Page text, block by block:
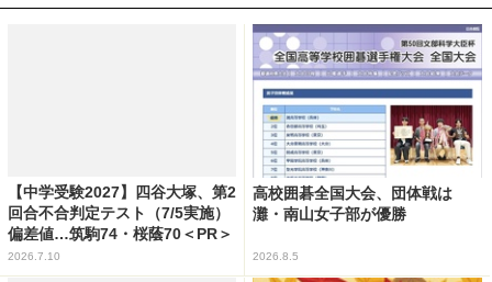
【中学受験2027】四谷大塚、第2
回合不合判定テスト（7/5実施）
偏差値…筑駒74・桜蔭70＜PR＞
2026.7.10
高校囲碁全国大会、団体戦は
灘・南山女子部が優勝
2026.8.5